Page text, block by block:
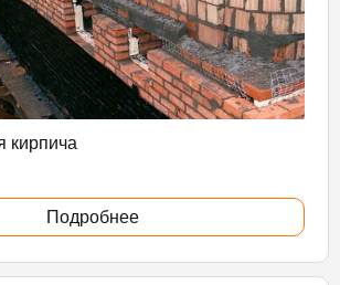
кирпича
Подробнее